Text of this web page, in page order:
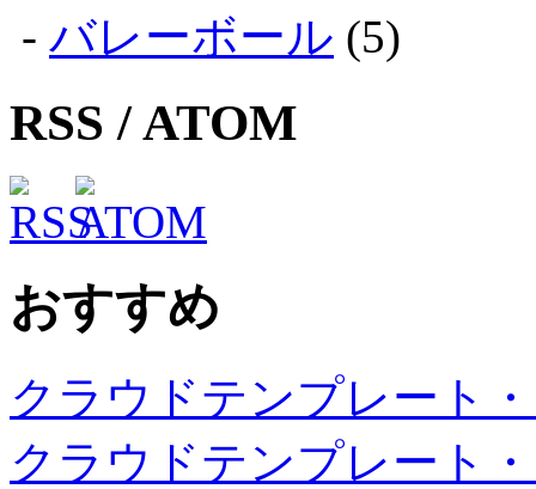
- バレーボール (5)
RSS / ATOM
おすすめ
クラウドテンプレート
クラウドテンプレート